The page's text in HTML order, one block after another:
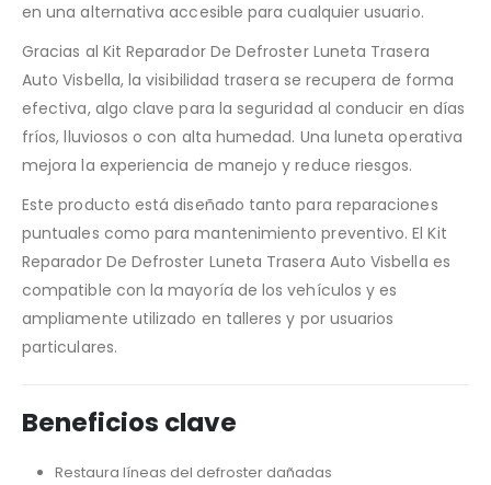
en una alternativa accesible para cualquier usuario.
Gracias al Kit Reparador De Defroster Luneta Trasera
Auto Visbella, la visibilidad trasera se recupera de forma
efectiva, algo clave para la seguridad al conducir en días
fríos, lluviosos o con alta humedad. Una luneta operativa
mejora la experiencia de manejo y reduce riesgos.
Este producto está diseñado tanto para reparaciones
puntuales como para mantenimiento preventivo. El Kit
Reparador De Defroster Luneta Trasera Auto Visbella es
compatible con la mayoría de los vehículos y es
ampliamente utilizado en talleres y por usuarios
particulares.
Beneficios clave
Restaura líneas del defroster dañadas